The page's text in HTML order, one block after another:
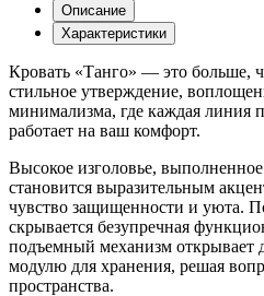
Описание
Характеристики
Кровать «Танго» — это больше,
стильное утверждение,
минимализма, где каждая линия
работает на ваш комфорт.
Высокое изголовье,
становится выразительным
чувство защищенности и уюта.
скрывается безупречная
подъемный механизм открывает
модулю для хранения, решая
пространства.